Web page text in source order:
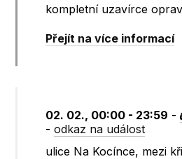
kompletní uzavírce
Přejít na více informací
02. 02., 00:00 - 23:59 -
-odkaz na událost
ulice Na Kocínce, mezi